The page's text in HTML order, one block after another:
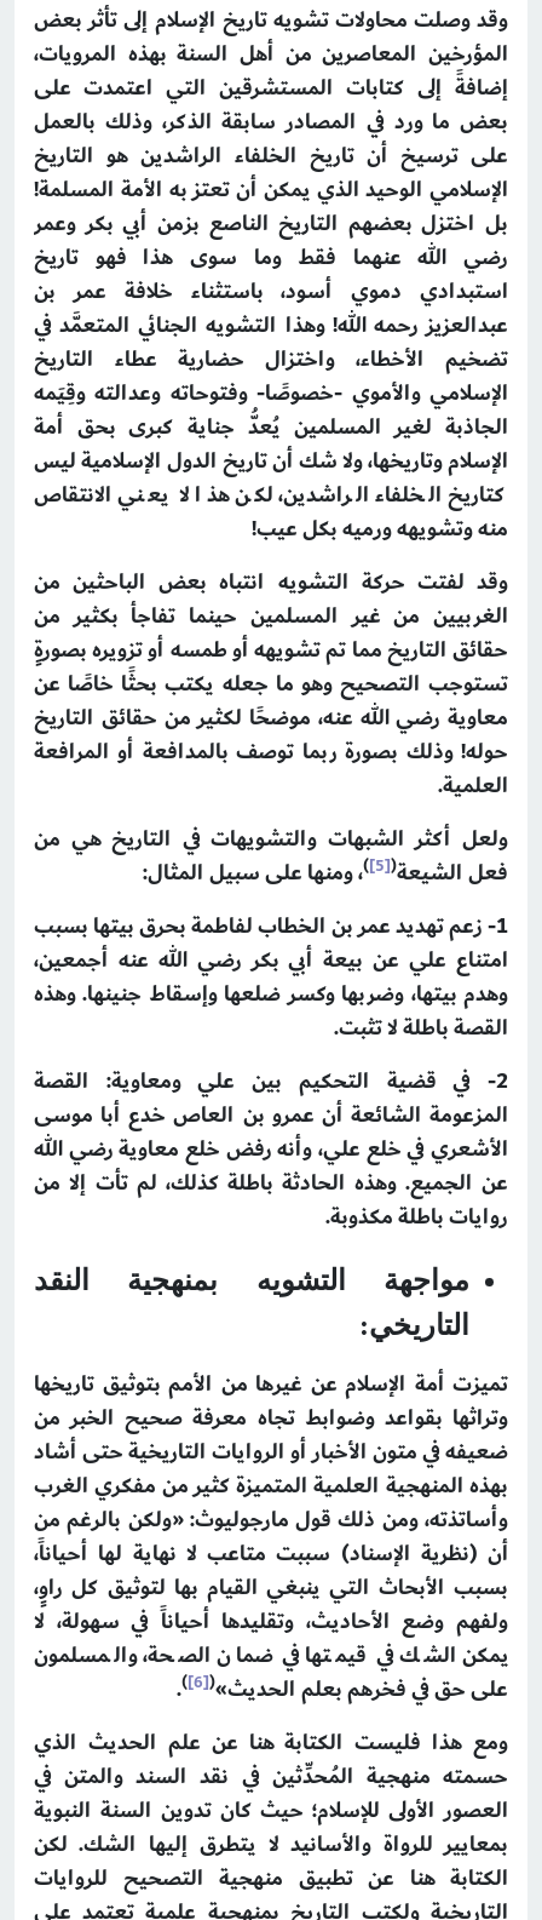
وقد وصلت محاولات تشويه تاريخ الإسلام إلى تأثر بعض
المؤرخين المعاصرين من أهل السنة بهذه المرويات،
إضافةً إلى كتابات المستشرقين التي اعتمدت على
بعض ما ورد في المصادر سابقة الذكر، وذلك بالعمل
على ترسيخ أن تاريخ الخلفاء الراشدين هو التاريخ
الإسلامي الوحيد الذي يمكن أن تعتز به الأمة المسلمة!
بل اختزل بعضهم التاريخ الناصع بزمن أبي بكر وعمر
رضي الله عنهما فقط وما سوى هذا فهو تاريخ
استبدادي دموي أسود، باستثناء خلافة عمر بن
عبدالعزيز رحمه الله! وهذا التشويه الجنائي المتعمَّد في
تضخيم الأخطاء، واختزال حضارية عطاء التاريخ
الإسلامي والأموي -خصوصًا- وفتوحاته وعدالته وقِيَمه
الجاذبة لغير المسلمين يُعدُّ جناية كبرى بحق أمة
الإسلام وتاريخها، ولا شك أن تاريخ الدول الإسلامية ليس
كتاريخ الخلفاء الراشدين، لكن هذا لا يعني الانتقاص
منه وتشويهه ورميه بكل عيب!
وقد لفتت حركة التشويه انتباه بعض الباحثين من
الغربيين من غير المسلمين حينما تفاجأ بكثير من
حقائق التاريخ مما تم تشويهه أو طمسه أو تزويره بصورةٍ
تستوجب التصحيح وهو ما جعله يكتب بحثًا خاصًا عن
معاوية رضي الله عنه، موضحًا لكثير من حقائق التاريخ
حوله! وذلك بصورة ربما توصف بالمدافعة أو المرافعة
العلمية.
ولعل أكثر الشبهات والتشويهات في التاريخ هي من
فعل الشيعة(
[5]
)، ومنها على سبيل المثال:
1- زعم تهديد عمر بن الخطاب لفاطمة بحرق بيتها بسبب
امتناع علي عن بيعة أبي بكر رضي الله عنه أجمعين،
وهدم بيتها، وضربها وكسر ضلعها وإسقاط جنينها. وهذه
القصة باطلة لا تثبت.
2-
في قضية التحكيم بين علي ومعاوية: القصة
المزعومة الشائعة أن عمرو بن العاص خدع أبا موسى
الأشعري في خلع علي، وأنه رفض خلع معاوية رضي الله
عن الجميع. وهذه الحادثة باطلة كذلك، لم تأت إلا من
روايات باطلة مكذوبة.
مواجهة التشويه بمنهجية النقد
التاريخي:
تميزت أمة الإسلام عن غيرها من الأمم بتوثيق تاريخها
وتراثها بقواعد وضوابط تجاه معرفة صحيح الخبر من
ضعيفه في متون الأخبار أو الروايات التاريخية حتى أشاد
بهذه المنهجية العلمية المتميزة كثير من مفكري الغرب
وأساتذته، ومن ذلك قول مارجوليوث: «ولكن بالرغم من
أن (نظرية الإسناد) سببت متاعب لا نهاية لها أحياناً،
بسبب الأبحاث التي ينبغي القيام بها لتوثيق كل راوٍ،
ولفهم وضع الأحاديث، وتقليدها أحياناً في سهولة، لا
يمكن الشك في قيمتها في ضمان الصحة، والمسلمون
على حق في فخرهم بعلم الحديث»(
[6]
)
.
ومع هذا فليست الكتابة هنا عن علم الحديث الذي
حسمته منهجية المُحدِّثين في نقد السند والمتن في
العصور الأولى للإسلام؛ حيث كان تدوين السنة النبوية
بمعايير للرواة والأسانيد لا يتطرق إليها الشك. لكن
الكتابة هنا عن تطبيق منهجية التصحيح للروايات
التاريخية ولكتب التاريخ بمنهجية علمية تعتمد على